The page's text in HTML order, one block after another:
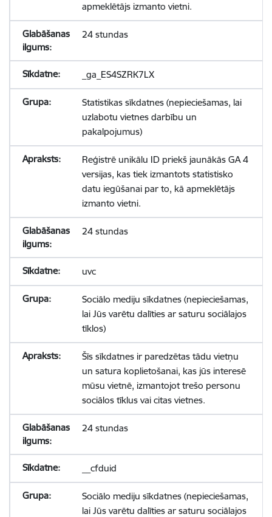
apmeklētājs izmanto vietni.
24 stundas
_ga_ES4SZRK7LX
Statistikas sīkdatnes (nepieciešamas, lai
uzlabotu vietnes darbību un
pakalpojumus)
Reģistrē unikālu ID priekš jaunākās GA 4
versijas, kas tiek izmantots statistisko
datu iegūšanai par to, kā apmeklētājs
izmanto vietni.
24 stundas
uvc
Sociālo mediju sīkdatnes (nepieciešamas,
lai Jūs varētu dalīties ar saturu sociālajos
tīklos)
Šīs sīkdatnes ir paredzētas tādu vietņu
un satura koplietošanai, kas jūs interesē
mūsu vietnē, izmantojot trešo personu
sociālos tīklus vai citas vietnes.
24 stundas
__cfduid
Sociālo mediju sīkdatnes (nepieciešamas,
lai Jūs varētu dalīties ar saturu sociālajos